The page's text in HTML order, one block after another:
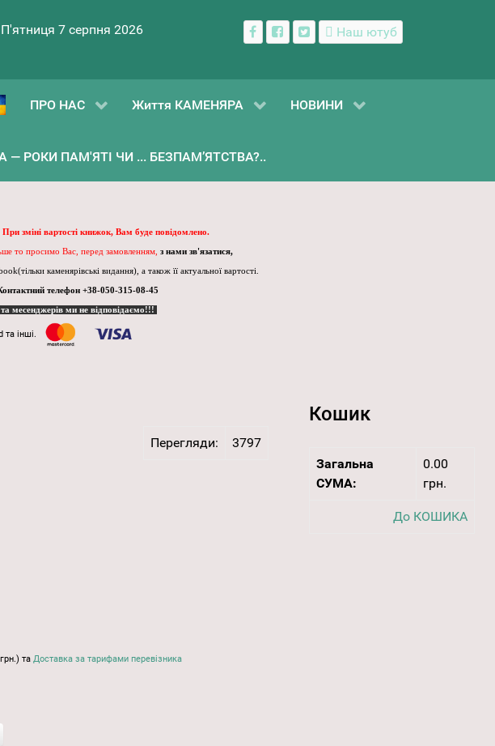
П'ятниця 7 серпня 2026 Наш ютуб
ПРО НАС Життя КАМЕНЯРА НОВИНИ
— РОКИ ПАМ'ЯТІ ЧИ ... БЕЗПАМ’ЯТСТВА?..
зміні вартості книжок, Вам буде повідомлено.
то просимо Вас, перед замовленням, з нами зв'язатися,
каменярівські видання), а також її актуальної вартості.
телефон +38-050-315-08-45
месенджерів ми не відповідаємо!!!
та інші.
Перегляди: 3797
та Доставка за тарифами перевізника
Кошик
Загальна
СУМА:
0.00
грн.
До КОШИКА